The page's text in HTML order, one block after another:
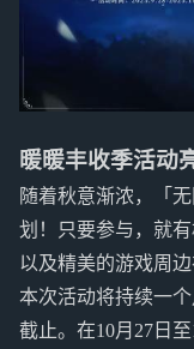
暖暖丰收季活动
随着秋意渐浓，「
划！只要参与，就
以及精美的游戏周边
本次活动将持续一
截止。在10月27日